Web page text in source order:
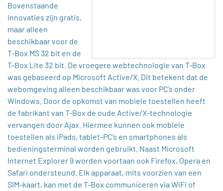
Bovenstaande
innovaties zijn gratis,
maar alleen
beschikbaar voor de
T-Box MS 32 bit en de
T-Box Lite 32 bit. De vroegere webtechnologie van T-Box
was gebaseerd op Microsoft Active/X. Dit betekent dat de
webomgeving alleen beschikbaar was voor PC’s onder
Windows. Door de opkomst van mobiele toestellen heeft
de fabrikant van T-Box de oude Active/X-technologie
vervangen door Ajax. Hiermee kunnen ook mobiele
toestellen als iPads, tablet-PC’s en smartphones als
bedieningsterminal worden gebruikt. Naast Microsoft
Internet Explorer 9 worden voortaan ook Firefox, Opera en
Safari ondersteund. Elk apparaat, mits voorzien van een
SIM-kaart, kan met de T-Box communiceren via WiFi of